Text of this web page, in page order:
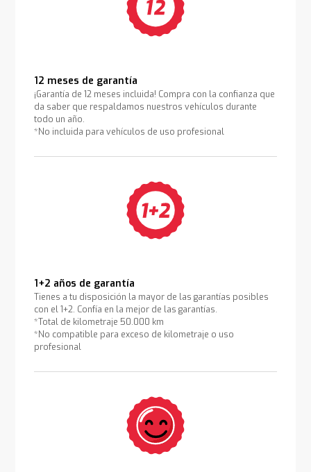
12 meses de garantía
¡Garantía de 12 meses incluida! Compra con la confianza que
da saber que respaldamos nuestros vehículos durante
todo un año.
*No incluida para vehículos de uso profesional
1+2 años de garantía
Tienes a tu disposición la mayor de las garantías posibles
con el 1+2. Confía en la mejor de las garantías.
*Total de kilometraje 50.000 km
*No compatible para exceso de kilometraje o uso
profesional